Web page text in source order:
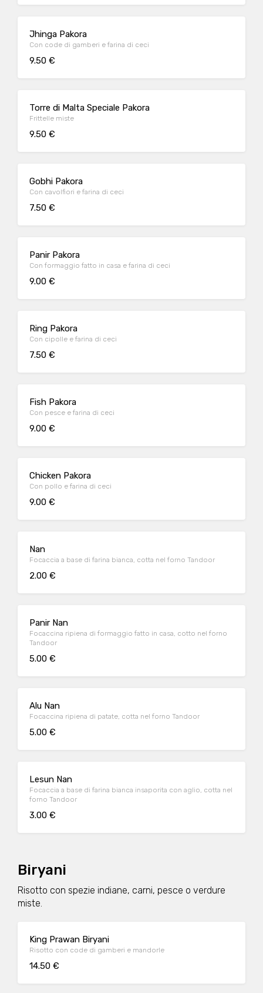
Jhinga Pakora
Con code di gamberi e farina di ceci
9.50 €
Torre di Malta Speciale Pakora
Frittelle miste
9.50 €
Gobhi Pakora
Con cavolfiori e farina di ceci
7.50 €
Panir Pakora
Con formaggio fatto in casa e farina di ceci
9.00 €
Ring Pakora
Con cipolle e farina di ceci
7.50 €
Fish Pakora
Con pesce e farina di ceci
9.00 €
Chicken Pakora
Con pollo e farina di ceci
9.00 €
Nan
Focaccia a base di farina bianca, cotta nel forno Tandoor
2.00 €
Panir Nan
Focaccina ripiena di formaggio fatto in casa, cotto nel forno
Tandoor
5.00 €
Alu Nan
Focaccina ripiena di patate, cotta nel forno Tandoor
5.00 €
Lesun Nan
Focaccia a base di farina bianca insaporita con aglio, cotta nel
forno Tandoor
3.00 €
Biryani
Risotto con spezie indiane, carni, pesce o verdure
miste.
King Prawan Biryani
Risotto con code di gamberi e mandorle
14.50 €